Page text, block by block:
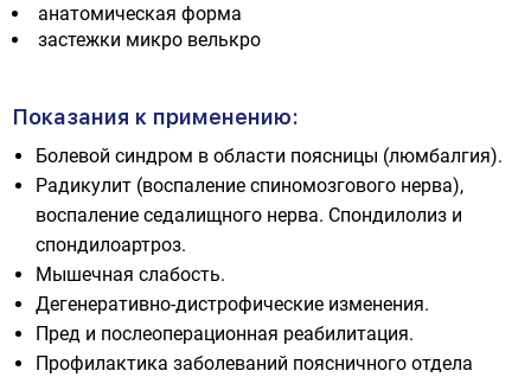
анатомическая форма
застежки микро велькро
Показания к применению:
Болевой синдром в области поясницы (люмбалгия).
Радикулит (воспаление спиномозгового нерва),
воспаление седалищного нерва. Спондилолиз и
спондилоартроз.
Мышечная слабость.
Дегенеративно-дистрофические изменения.
Пред и послеоперационная реабилитация.
Профилактика заболеваний поясничного отдела